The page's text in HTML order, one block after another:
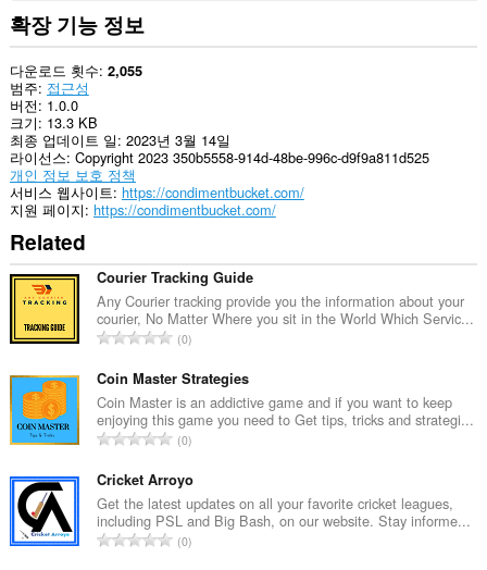
확장 기능 정보
다운로드 횟수 2,055
범주 접근성
버전 1.0.0
크기 13.3 KB
최종 업데이트 일 2023년 3월 14일
라이선스 Copyright 2023 350b5558-914d-48be-996c-d9f9a811d525
개인 정보 보호 정책
서비스 웹사이트 https://condimentbucket.com/
지원 페이지 https://condimentbucket.com/
Related
Courier Tracking Guide
Any Courier tracking provide you the information about your
courier, No Matter Where you sit in the World Which Servic...
총
급
수
:
0
Coin Master Strategies
Coin Master is an addictive game and if you want to keep
enjoying this game you need to Get tips, tricks and strategi...
총
급
수
:
0
Cricket Arroyo
Get the latest updates on all your favorite cricket leagues,
including PSL and Big Bash, on our website. Stay informe...
총
0